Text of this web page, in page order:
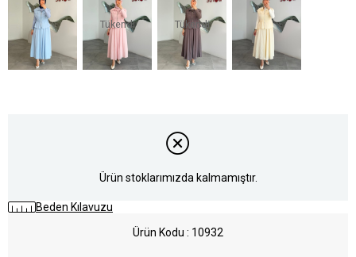
Tükendi Tükendi
Ürün stoklarımızda kalmamıştır.
Beden Kılavuzu
Ürün Kodu
10932